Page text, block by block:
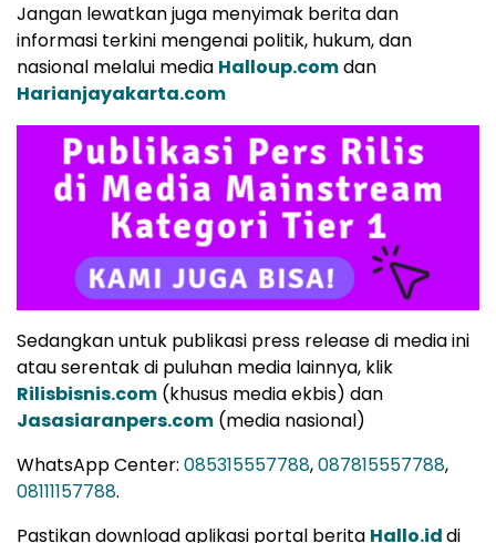
Jangan lewatkan juga menyimak berita dan
informasi terkini mengenai politik, hukum, dan
nasional melalui media Halloup.comdan
Harianjayakarta.com
Sedangkan untuk publikasi press release di media ini
atau serentak di puluhan media lainnya, klik
Rilisbisnis.com (khusus media ekbis) dan
Jasasiaranpers.com (media nasional)
WhatsApp Center: 085315557788,087815557788,
08111157788.
Pastikan download aplikasi portal berita Hallo.iddi